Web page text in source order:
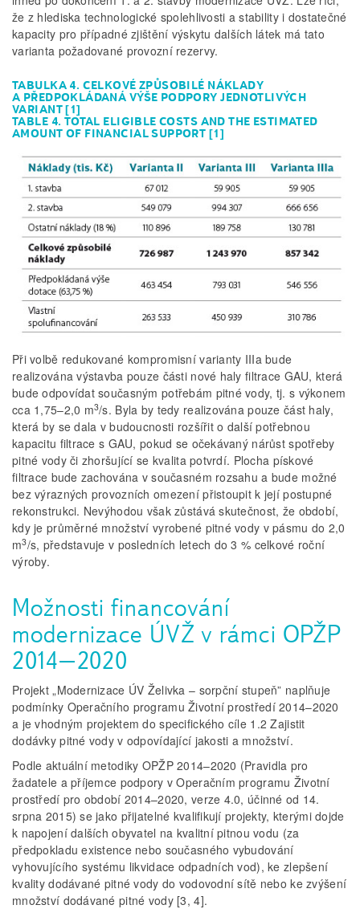
že z hlediska technologické spolehlivosti a stability i dostatečné
kapacity pro případné zjištění výskytu dalších látek má tato
varianta požadované provozní rezervy.
TABULKA 4. CELKOVÉ ZPŮSOBILÉ NÁKLADY
A PŘEDPOKLÁDANÁ VÝŠE PODPORY JEDNOTLIVÝCH
VARIANT [1]
TABLE 4. TOTAL ELIGIBLE COSTS AND THE ESTIMATED
AMOUNT OF FINANCIAL SUPPORT [1]
Při volbě redukované kompromisní varianty IIIa bude
realizována výstavba pouze části nové haly filtrace GAU, která
bude odpovídat současným potřebám pitné vody, tj. s výkonem
cca 1,75–2,0 m3/s. Byla by tedy realizována pouze část haly,
která by se dala v budoucnosti rozšířit o další potřebnou
kapacitu filtrace s GAU, pokud se očekávaný nárůst spotřeby
pitné vody či zhoršující se kvalita potvrdí. Plocha pískové
filtrace bude zachována v současném rozsahu a bude možné
bez výrazných provozních omezení přistoupit k její postupné
rekonstrukci. Nevýhodou však zůstává skutečnost, že období,
kdy je průměrné množství vyrobené pitné vody v pásmu do 2,0
m3/s, představuje v posledních letech do 3 % celkové roční
výroby.
Možnosti financování
modernizace ÚVŽ v rámci OPŽP
2014–2020
Projekt „Modernizace ÚV Želivka – sorpční stupeň” naplňuje
podmínky Operačního programu Životní prostředí 2014–2020
a je vhodným projektem do specifického cíle 1.2 Zajistit
dodávky pitné vody v odpovídající jakosti a množství.
Podle aktuální metodiky OPŽP 2014–2020 (Pravidla pro
žadatele a příjemce podpory v Operačním programu Životní
prostředí pro období 2014–2020, verze 4.0, účinné od 14.
srpna 2015) se jako přijatelné kvalifikují projekty, kterými dojde
k napojení dalších obyvatel na kvalitní pitnou vodu (za
předpokladu existence nebo současného vybudování
vyhovujícího systému likvidace odpadních vod), ke zlepšení
kvality dodávané pitné vody do vodovodní sítě nebo ke zvýšení
množství dodávané pitné vody [3, 4].